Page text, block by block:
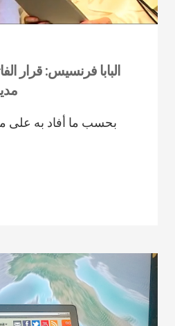
البابا فرنسيس: قرار
بحسب ما أفاد به على